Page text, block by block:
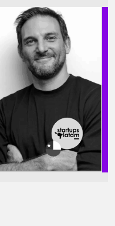
permite incorporar
en su expansión en
de Apple y
para un proceso “de un
con las autoridades